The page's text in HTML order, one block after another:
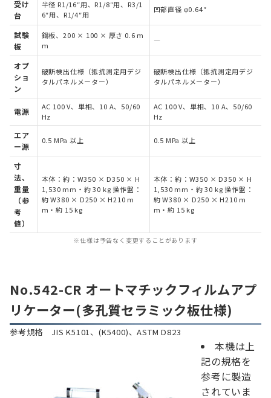
受け
台
半径 R1/16″用、R1/8″用、R3/1
6″用、R1/4″用
凹部直径 φ0.64″
試験
板
鋼板、200 × 100 × 厚さ 0.6 m
m
―
オプ
ショ
ン
破断検出仕様（抵抗測定用デジ
タルパネルメーター）
破断検出仕様（抵抗測定用デジ
タルパネルメーター）
電源
AC 100 V、単相、10 A、50/60
Hz
AC 100 V、単相、10 A、50/60
Hz
エア
ー源
0.5 MPa 以上 0.5 MPa 以上
寸
法、
重量
（参
考
値）
本体：約：W350 × D350 × H
1,530 mm・約 30 kg 操作盤：
約 W380 × D250 × H210 m
m・約 15 kg
本体：約：W350 × D350 × H
1,530 mm・約 30 kg 操作盤：
約 W380 × D250 × H210 m
m・約 15 kg
※仕様は予告なく変更することがあります
No.542-CR オートマチックフィルムアプ
リケーター(多孔質セラミック板仕様)
参考規格 JIS K5101、(K5400)、ASTM D823
本機は上
記の規格を
参考に製造
されていま